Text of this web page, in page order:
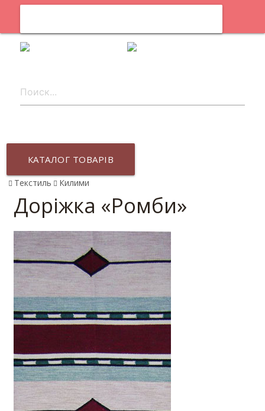
КАТАЛОГ ТОВАРІВ
Текстиль Килими
Доріжка «Ромби»